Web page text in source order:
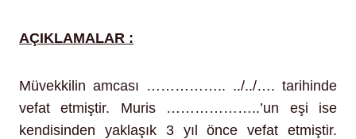
AÇIKLAMALAR :
Müvekkilin amcası …………….. ../../…. tarihinde
vefat etmiştir. Muris ………………..’un eşi ise
kendisinden yaklaşık 3 yıl önce vefat etmiştir.